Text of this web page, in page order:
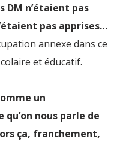
DM n’étaient pas
pas apprises…
annexe dans ce
et éducatif.
un
qu’on nous parle de
ça, franchement,